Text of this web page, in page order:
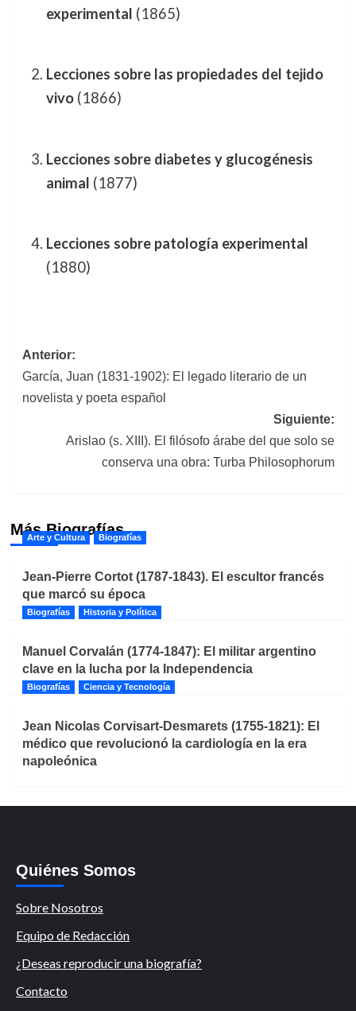
experimental (1865)
Lecciones sobre las propiedades del tejido
vivo(1866)
Lecciones sobre diabetes y glucogénesis
animal (1877)
Lecciones sobre patología experimental
(1880)
Navegación
de
entradas
Anterior:
García, Juan (1831-1902): El legado literario de un
novelista y poeta español
Siguiente:
Arislao (s. XIII). El filósofo árabe del que solo se
conserva una obra: Turba Philosophorum
Más Biografías
Arte y Cultura Biografías
Jean-Pierre Cortot (1787-1843). El escultor francés
que marcó su época
Biografías Historia y Política
Manuel Corvalán (1774-1847): El militar argentino
clave en la lucha por la Independencia
Biografías Ciencia y Tecnología
Jean Nicolas Corvisart-Desmarets (1755-1821): El
médico que revolucionó la cardiología en la era
napoleónica
Quiénes Somos
Sobre Nosotros
Equipo de Redacción
¿Deseas reproducir una biografía?
Contacto